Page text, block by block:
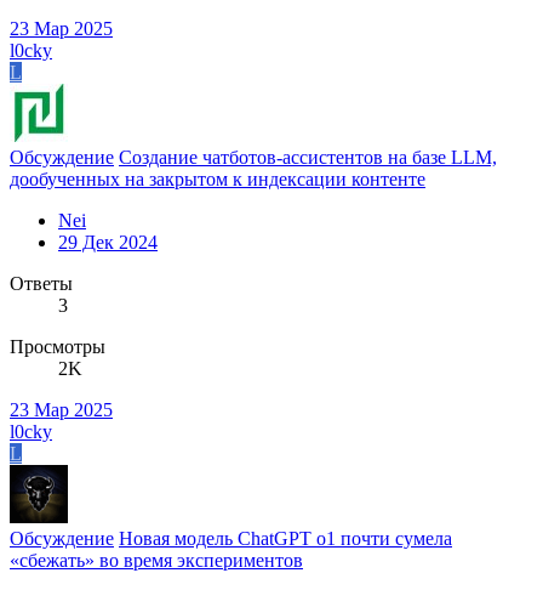
23 Мар 2025
l0cky
L
Обсуждение Создание чатботов-ассистентов на базе LLM,
дообученных на закрытом к индексации контенте
Nei
29 Дек 2024
Ответы
3
Просмотры
2K
23 Мар 2025
l0cky
L
Обсуждение Новая модель ChatGPT o1 почти сумела
«сбежать» во время экспериментов